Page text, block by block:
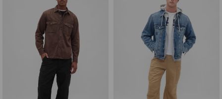
Camperas
Musculosas
Shorts
Vestidos y polleras
Camperas
Chalecos
Shorts
Ropa interior
Camperas
Chalecos
Ropa interior
Pijamas
Camperas
Pijamas